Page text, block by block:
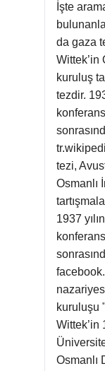
İşte
da gaza
Wittek’in
kuruluş
tezdir.
tezi,
Osmanlı
1937
kuruluşu
Wittek’in
Osmanlı